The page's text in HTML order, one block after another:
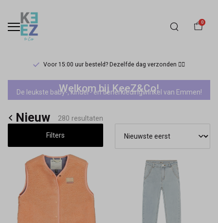
0
Voor 15:00 uur besteld? Dezelfde dag verzonden 🏃‍♀️
Nieuw
Keez&Co
Welkom bij KeeZ&Co!
De leukste baby-, kinder- en tienerkledingwinkel van Emmen!
Nieuw 280 resultaten
Filters